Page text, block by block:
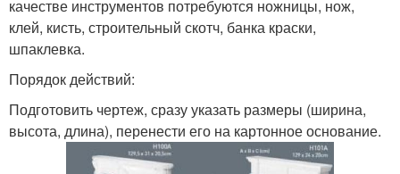
качестве инструментов потребуются ножницы, нож,
клей, кисть, строительный скотч, банка краски,
шпаклевка.
Порядок действий:
Подготовить чертеж, сразу указать размеры (ширина,
высота, длина), перенести его на картонное основание.